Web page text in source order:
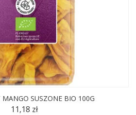
SUSZONE BIO 100G
11,18 zł